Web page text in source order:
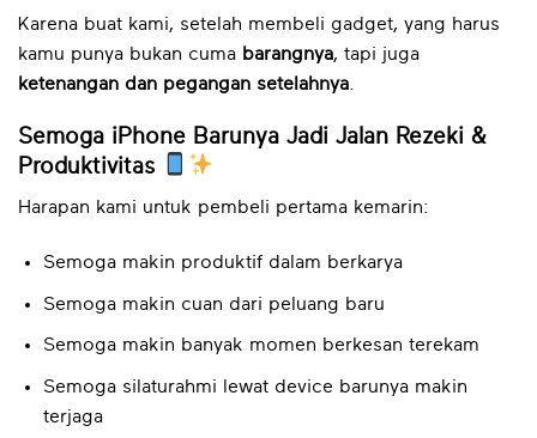
Karena buat kami, setelah membeli gadget, yang harus
kamu punya bukan cuma barangnya, tapi juga
ketenangan dan pegangan setelahnya
Semoga iPhone Barunya Jadi Jalan Rezeki &
Produktivitas
Harapan kami untuk pembeli pertama kemarin:
Semoga makin produktif dalam berkarya
Semoga makin cuan dari peluang baru
Semoga makin banyak momen berkesan terekam
Semoga silaturahmi lewat device barunya makin
terjaga